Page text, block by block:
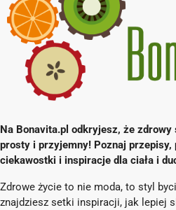
Na Bonavita.pl odkryjesz, że
prosty i przyjemny! Poznaj przepisy,
ciekawostki i inspiracje dla ciała i
Zdrowe życie to nie moda, to styl
znajdziesz setki inspiracji, jak lepiej